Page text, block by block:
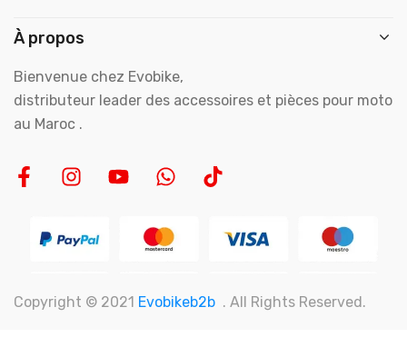
À propos
Bienvenue chez Evobike,
distributeur leader des accessoires et pièces pour moto
au Maroc .
Copyright © 2021 Evobikeb2b . All Rights Reserved.